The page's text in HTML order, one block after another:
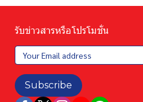
รับข่าวสารหรือโปรโมชั่น
Subscribe